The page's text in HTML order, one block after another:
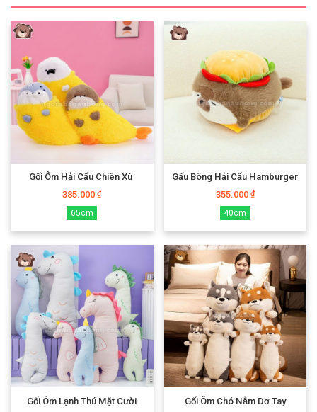
Gối Ôm Hải Cẩu Chiên Xù
385.000₫
65cm
Gấu Bông Hải Cẩu Hamburger
355.000 ₫
40cm
Gối Ôm Lạnh Thú Mặt Cười
Gối Ôm Chó Nằm Dơ Tay